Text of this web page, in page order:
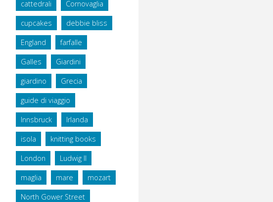
cattedrali Cornovaglia
cupcakes debbie bliss
England farfalle
Galles Giardini
giardino Grecia
guide di viaggio
Innsbruck Irlanda
isola knitting books
London Ludwig II
maglia mare mozart
North Gower Street